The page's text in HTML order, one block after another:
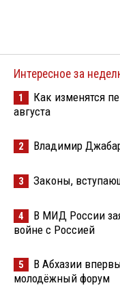
Интересное за
1
Как изменятся
августа
2 Владимир
3 Законы,
4
В МИД России
войне с Россией
5
В Абхазии
молодёжный форум